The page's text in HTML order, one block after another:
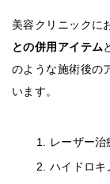
美容クリニックに
との併用アイテム
のような施術後の
います。
レーザー
ハイドロキ